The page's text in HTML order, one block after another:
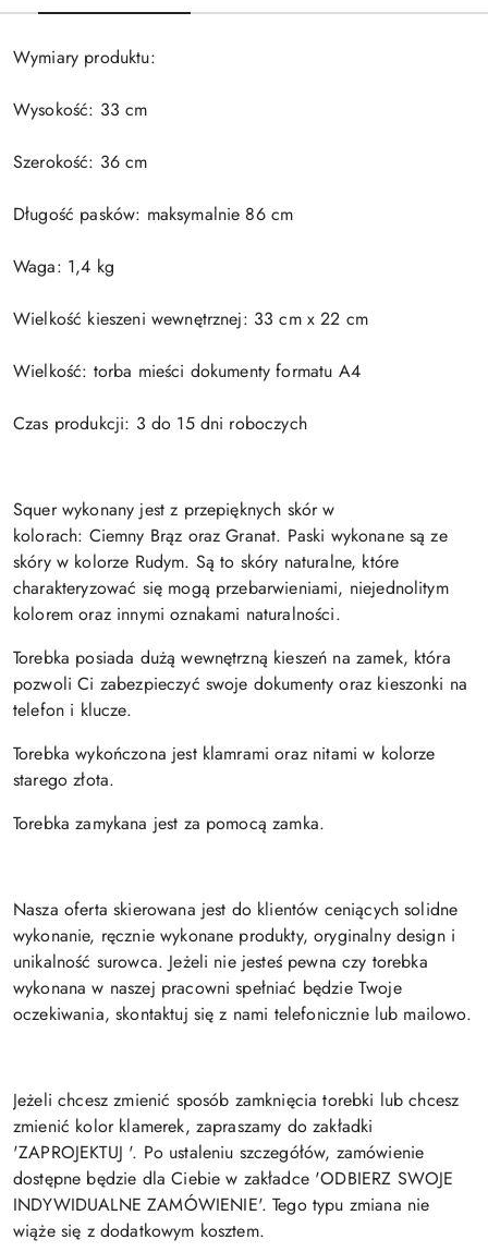
Wymiary produktu:
Wysokość: 33 cm
Szerokość: 36 cm
Długość pasków: maksymalnie 86 cm
Waga: 1,4 kg
Wielkość kieszeni wewnętrznej: 33 cm x 22 cm
Wielkość: torba mieści dokumenty formatu A4
Czas produkcji: 3 do 15 dni roboczych
Squer wykonany jest z przepięknych skór w
kolorach: Ciemny Brąz oraz Granat. Paski wykonane są ze
skóry w kolorze Rudym. Są to skóry naturalne, które
charakteryzować się mogą przebarwieniami, niejednolitym
kolorem oraz innymi oznakami naturalności.
Torebka posiada dużą wewnętrzną kieszeń na zamek, która
pozwoli Ci zabezpieczyć swoje dokumenty oraz kieszonki na
telefon i klucze.
Torebka wykończona jest klamrami oraz nitami w kolorze
starego złota.
Torebka zamykana jest za pomocą zamka.
Nasza oferta skierowana jest do klientów ceniących solidne
wykonanie, ręcznie wykonane produkty, oryginalny design i
unikalność surowca. Jeżeli nie jesteś pewna czy torebka
wykonana w naszej pracowni spełniać będzie Twoje
oczekiwania, skontaktuj się z nami telefonicznie lub mailowo.
Jeżeli chcesz zmienić sposób zamknięcia torebki lub chcesz
zmienić kolor klamerek, zapraszamy do zakładki
'ZAPROJEKTUJ '. Po ustaleniu szczegółów, zamówienie
dostępne będzie dla Ciebie w zakładce 'ODBIERZ SWOJE
INDYWIDUALNE ZAMÓWIENIE'. Tego typu zmiana nie
wiąże się z dodatkowym kosztem.